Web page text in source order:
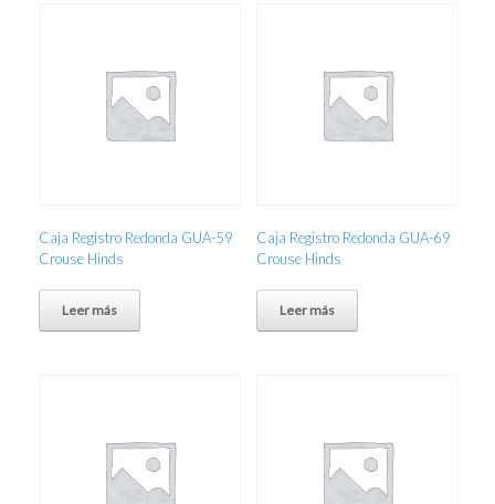
Caja Registro Redonda GUA-59
Crouse Hinds
Leer más
Caja Registro Redonda GUA-69
Crouse Hinds
Leer más